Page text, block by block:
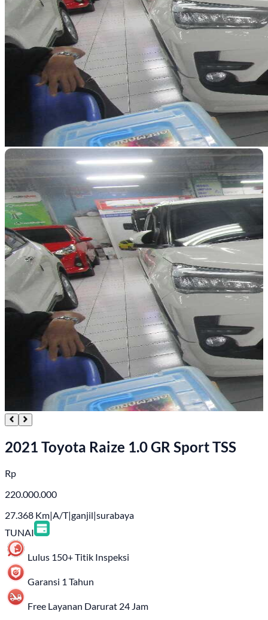
2021 Toyota Raize 1.0 GR Sport TSS
Rp
220.000.000
27.368 Km|A/T|ganjil|surabaya
TUNAI
Lulus 150+ Titik Inspeksi
Garansi 1 Tahun
Free Layanan Darurat 24 Jam